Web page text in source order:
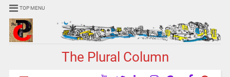
TOP MENU
The Plural Column